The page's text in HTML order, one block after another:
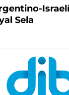
Sela